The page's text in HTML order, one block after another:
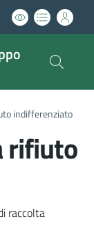
indifferenziato
rifiuto
raccolta